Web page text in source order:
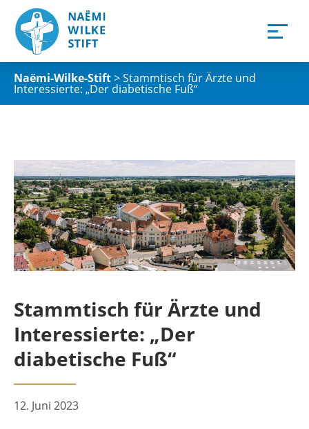
Naëmi-Wilke-Stift>Stammtisch für Ärzte und
Interessierte: „Der diabetische Fuß“
Stammtisch für Ärzte und
Interessierte: „Der
diabetische Fuß“
12. Juni 2023